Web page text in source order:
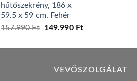
hűtőszekrény, 186 x
59.5 x 59 cm, Fehér
157.990Ft
Original
was:
149.990 FtCurrent
is:
VEVŐSZOLGÁLAT